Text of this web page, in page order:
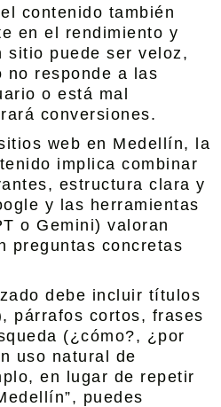
contenido también
en el rendimiento y
sitio puede ser veloz,
no responde a las
o está mal
conversiones.
web en Medellín, la
implica combinar
estructura clara y
y las herramientas
o Gemini) valoran
preguntas concretas
debe incluir títulos
párrafos cortos, frases
(¿cómo?, ¿por
uso natural de
en lugar de repetir
puedes